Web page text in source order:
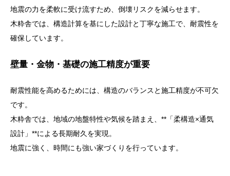
地震の力を柔軟に受け流すため、倒壊リスクを減らせます。
木粋舎では、構造計算を基にした設計と丁寧な施工で、耐震性を
確保しています。
壁量・金物・基礎の施工精度が重要
耐震性能を高めるためには、構造のバランスと施工精度が不可欠
です。
木粋舎では、地域の地盤特性や気候を踏まえ、**「柔構造×通気
設計」**による長期耐久を実現。
地震に強く、時間にも強い家づくりを行っています。